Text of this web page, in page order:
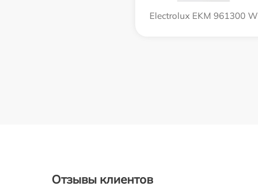
Electrolux EKM 961300 W
Отзывы клиентов